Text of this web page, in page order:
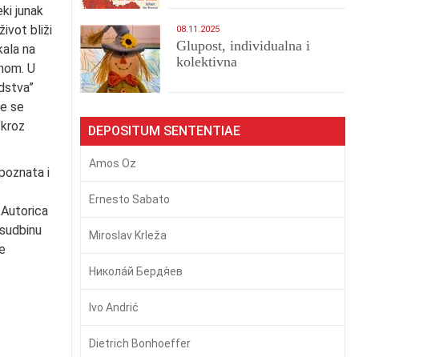
junak
bliži
na
U
se
i
08.11.2025
Glupost, individualna i
kolektivna
DEPOSITUM SENTENTIAE
Amos Oz
Ernesto Sabato
Miroslav Krleža
Никола́й Бердя́ев
Ivo Andrić
Dietrich Bonhoeffer